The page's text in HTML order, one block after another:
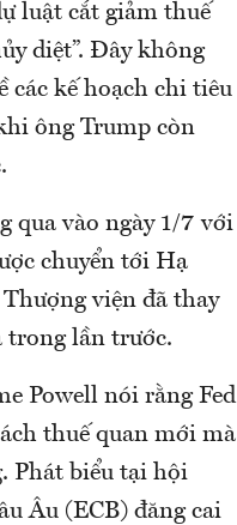
luật cắt giảm thuế
diệt”. Đây không
các kế hoạch chi tiêu
ông Trump còn
qua vào ngày 1/7 với
chuyển tới Hạ
viện đã thay
trong lần trước.
Powell nói rằng Fed
thuế quan mới mà
Phát biểu tại hội
Âu (ECB) đăng cai